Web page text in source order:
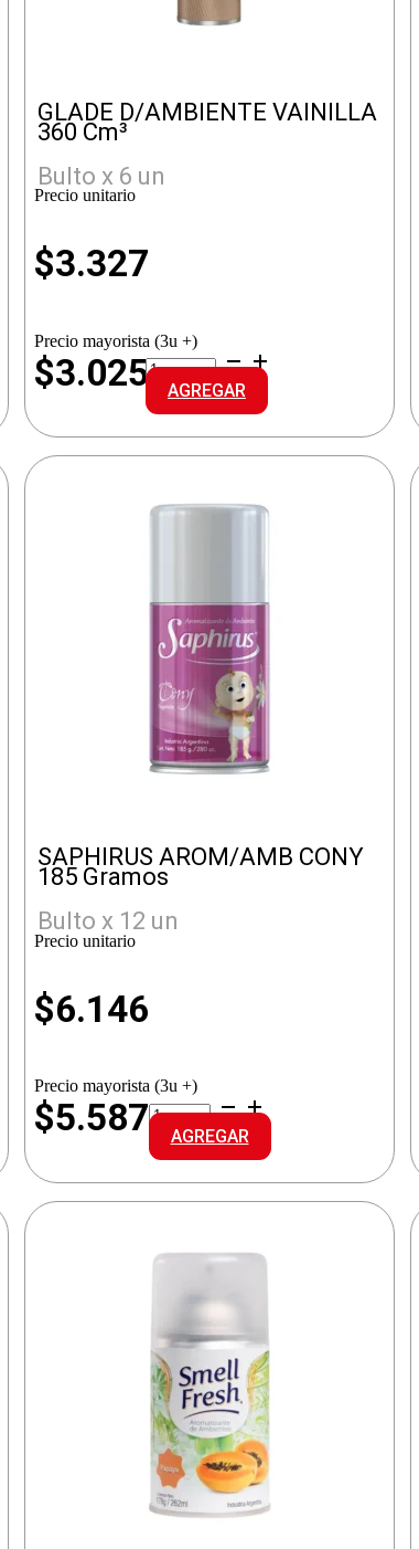
GLADE D/AMBIENTE VAINILLA
360 Cm³
Bulto x 6 un
Precio unitario
$3.327
Precio mayorista (3u +)
$3.025GLADE
D/AMBIENTE
VAINILLA
cantidad
AGREGAR
SAPHIRUS AROM/AMB CONY
185 Gramos
Bulto x 12 un
Precio unitario
$6.146
Precio mayorista (3u +)
$5.587SAPHIRUS
AROM/AMB
CONY
cantidad
AGREGAR